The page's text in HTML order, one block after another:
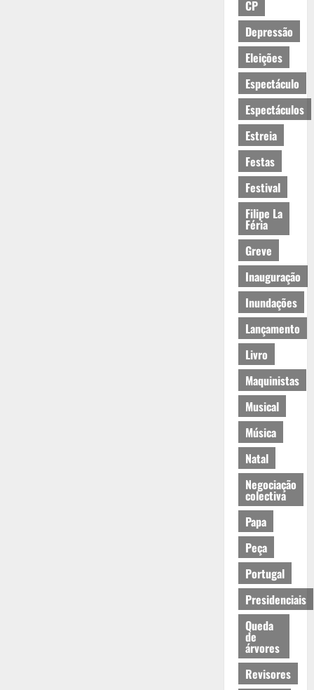
CP
Depressão
Eleições
Espectáculo
Espectáculos
Estreia
Festas
Festival
Filipe La
Féria
Greve
Inauguração
Inundações
Lançamento
Livro
Maquinistas
Musical
Música
Natal
Negociação
colectiva
Papa
Peça
Portugal
Presidenciais
Queda
de
árvores
Revisores